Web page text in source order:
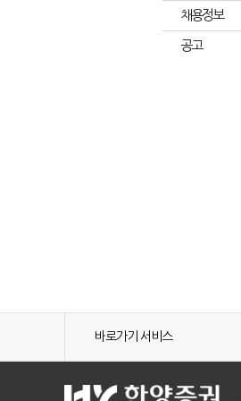
채용정보
공고
바로가기 서비스